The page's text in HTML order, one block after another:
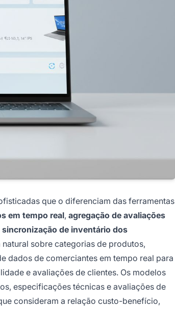
que o diferenciam das ferramentas
em tempo real, agregação de avaliações
sincronização de inventário dos
sobre categorias de produtos,
dados de comerciantes em tempo real para
e avaliações de clientes. Os modelos
especificações técnicas e avaliações de
consideram a relação custo-benefício,